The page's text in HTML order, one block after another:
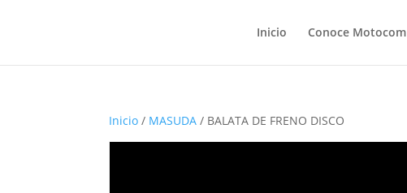
Inicio Conoce Motocom
Inicio / MASUDA / BALATA DE FRENO DISCO